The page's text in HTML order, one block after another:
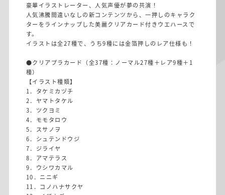
豪華イラストレーター、人気声優が夢の共演！
人気沸騰間違いなしの新コンテンツから、一押しのキャラク
ターをラインナップした美麗クリアカード付きウエハースで
す。
イラストは全27種で、うち9種には金箔押しのレア仕様も！
●クリアプラカード（全37種：ノーマル27種＋レア9種＋1
種）
【イラスト種類】
1．タケミカヅチ
2．ヤマトタケル
3．ツクヨミ
4．モモタロウ
5．スサノヲ
6．シュテンドウジ
7．ジライヤ
8．アマテラス
9．ウシワカマル
10．ニニギ
11．コノハナサクヤ